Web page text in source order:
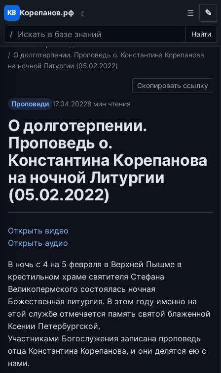
Перейти к содержимому
КВ Корепанов.рф ☾
Поиск Найти
✎
Главная
Проповеди
О долготерпении. Проповедь о. Константина Корепанова
на ночной Литургии (05.02.2022)
Скопировать ссылку
Проповеди 17.04.20228 мин чтения
О долготерпении.
Проповедь о.
Константина Корепанова
на ночной Литургии
(05.02.2022)
Открыть видео
Открыть аудио
В ночь с 4 на 5 февраля в Верхней Пышме в
крестильном храме святителя Стефана
Великопермского состоялась ночная
Божественная литургия. В этом году именно на
этой службе отмечается память святой блаженной
Ксении Петербургской.
Участниками Богослужения записана проповедь
отца Константина Корепанова, и они делятся ею с
нами.